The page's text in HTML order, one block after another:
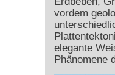
vordem
elegante
Phänomene